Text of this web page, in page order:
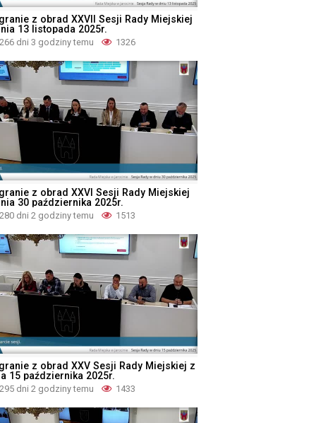
z obrad XXVII Sesji Rady Miejskiej
13 listopada 2025r.
266 dni 3 godziny temu 1326
z obrad XXVI Sesji Rady Miejskiej
30 października 2025r.
280 dni 2 godziny temu 1513
z obrad XXV Sesji Rady Miejskiej z
15 października 2025r.
295 dni 2 godziny temu 1433